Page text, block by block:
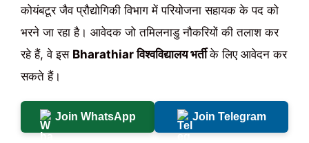
कोयंबटूर जैव प्रौद्योगिकी विभाग में परियोजना सहायक के पद को
भरने जा रहा है। आवेदक जो तमिलनाडु नौकरियों की तलाश कर
रहे हैं, वे इस Bharathiar विश्वविद्यालय भर्तीके लिए आवेदन कर
सकते हैं।
Join WhatsApp Join Telegram